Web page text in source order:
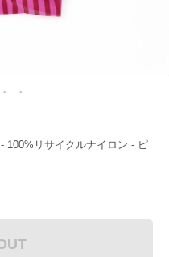
100%リサイクルナイロン - ピ